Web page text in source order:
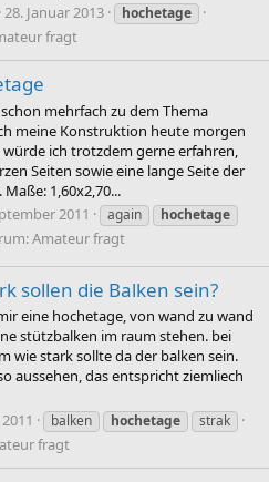
28. Januar 2013 hochetage
fragt
mehrfach zu dem Thema
meine Konstruktion heute morgen
ich trotzdem gerne erfahren,
Seiten sowie eine lange Seite der
1,60x2,70...
2011 again
hochetage
Amateur fragt
sollen die Balken sein?
eine hochetage, von wand zu wand
stützbalken im raum stehen. bei
wie stark sollte da der balken sein.
aussehen, das entspricht ziemliech
balken hochetage strak
fragt